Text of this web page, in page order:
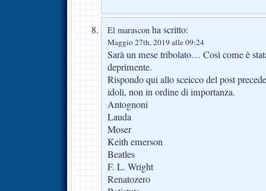
El marascon ha scritto:
Maggio 27th, 2019 alle 09:24
Sarà un mese tribolato… Così come è
deprimente.
Rispondo qui allo sceicco del post
idoli, non in ordine di importanza.
Antognoni
Lauda
Moser
Keith emerson
Beatles
F. L. Wright
Renatozero